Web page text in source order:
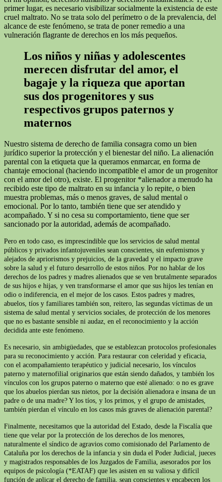
primer lugar, es necesario visibilizar socialmente la existencia de este
cruel maltrato. No se trata solo del perímetro o de la prevalencia, del
alcance de este fenómeno, se trata de poner remedio a una
vulneración flagrante de derechos en los más pequeños.
Los niños y niñas y adolescentes
merecen disfrutar del amor, el
bagaje y la riqueza que aportan
sus dos progenitores y sus
respectivos grupos paternos y
maternos
Nuestro sistema de derecho de familia consagra como un bien
jurídico superior la protección y el bienestar del niño. La alienación
parental con la etiqueta que la queramos enmarcar, en forma de
chantaje emocional (haciendo incompatible el amor de un progenitor
con el amor del otro), existe. El progenitor *alienador a menudo ha
recibido este tipo de maltrato en su infancia y lo repite, o bien
muestra problemas, más o menos graves, de salud mental o
emocional. Por lo tanto, también tiene que ser atendido y
acompañado. Y si no cesa su comportamiento, tiene que ser
sancionado por la autoridad, además de acompañado.
Pero en todo caso, es imprescindible que los servicios de salud mental
públicos y privados infantojuveniles sean conscientes, sin eufemismos y
alejados de apriorismos y prejuicios, de la gravedad y el impacto grave
sobre la salud y el futuro desarrollo de estos niños. Por no hablar de los
derechos de los padres y madres alienados que se ven brutalmente separados
de sus hijos e hijas, y ven transformarse el amor que sus hijos les tenían en
odio o indiferencia, en el mejor de los casos. Estos padres y madres,
abuelos, tíos y familiares también son, reitero, las segundas víctimas de un
sistema de salud mental y servicios sociales, de protección de los menores
que no es bastante sensible ni audaz, en el reconocimiento y la acción
decidida ante este fenómeno.
Es necesario, sin ambigüedades, que se establezcan protocolos profesionales
para su reconocimiento y acción. Para restaurar con celeridad y eficacia,
con el acompañamiento terapéutico y judicial necesario, los vínculos
paterno y maternofilial originarios que están siendo dañados, y también los
vínculos con los grupos paterno o materno que esté alienado: o no es grave
que los abuelos pierdan sus nietos, por la decisión alienadora e insana de un
padre o de una madre? Y los tíos, y los primos, y el grupo de amistades,
también pierdan el vínculo en los casos más graves de alienación parental?
Finalmente, necesitamos que la autoridad del Estado, desde la Fiscalía que
tiene que velar por la protección de los derechos de los menores,
naturalmente el síndico de agravios como comisionado del Parlamento de
Cataluña por los derechos de la infancia y sin duda el Poder Judicial, jueces
y magistrados responsables de los Juzgados de Familia, asesorados por los
equipos de psicología (*EATAF) que les asisten en su valiosa y difícil
función de aplicar el derecho de familia, sean conscientes y encabecen los